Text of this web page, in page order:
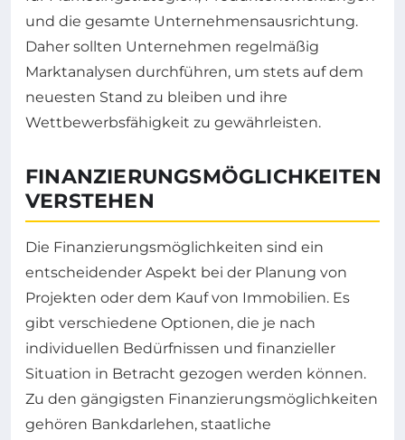
und die gesamte Unternehmensausrichtung.
Daher sollten Unternehmen regelmäßig
Marktanalysen durchführen, um stets auf dem
neuesten Stand zu bleiben und ihre
Wettbewerbsfähigkeit zu gewährleisten.
FINANZIERUNGSMÖGLICHKEITEN
VERSTEHEN
Die Finanzierungsmöglichkeiten sind ein
entscheidender Aspekt bei der Planung von
Projekten oder dem Kauf von Immobilien. Es
gibt verschiedene Optionen, die je nach
individuellen Bedürfnissen und finanzieller
Situation in Betracht gezogen werden können.
Zu den gängigsten Finanzierungsmöglichkeiten
gehören Bankdarlehen, staatliche